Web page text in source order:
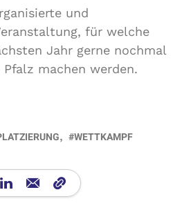
und
für welche
Jahr gerne nochmal
machen werden.
WETTKAMPF